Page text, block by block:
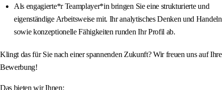
Als engagierte*r Teamplayer*in bringen Sie eine strukturierte und
eigenständige Arbeitsweise mit. Ihr analytisches Denken und Handeln
sowie konzeptionelle Fähigkeiten runden Ihr Profil ab.
Klingt das für Sie nach einer spannenden Zukunft? Wir freuen uns auf Ihre
Bewerbung!
Das bieten wir Ihnen: